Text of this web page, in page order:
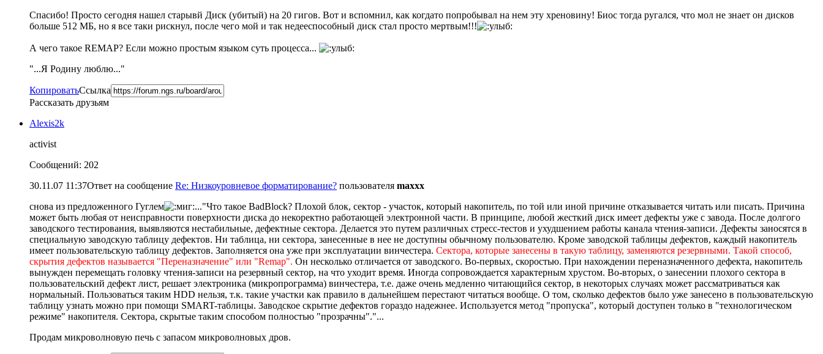
Спасибо! Просто сегодня нашел старывй Диск (убитый) на 20 гигов. Вот и вспомнил, как когдато попробывал на нем эту хреновину! Биос тогда ругался, что мол не знает он дисков
больше 512 МБ, но я все таки рискнул, после чего мой и так недееспособный диск стал просто мертвым!!!
А чего такое REMAP? Если можно простым языком суть процесса...
"...Я Родину люблю..."
КопироватьСсылка
Рассказать друзьям
Alexis2k
activist
Сообщений: 202
30.11.07 11:37Ответ на сообщение Re: Низкоуровневое форматирование? пользователя maxxx
снова из предложенного Гуглем
..."Что такое BadBlock? Плохой блок, сектор - участок, который накопитель, по той или иной причине отказывается читать или писать. Причина
может быть любая от неисправности поверхности диска до некоректно работающей электронной части. В принципе, любой жесткий диск имеет дефекты уже с завода. После долгого
заводского тестирования, выявляются нестабильные, дефектные сектора. Делается это путем различных стресс-тестов и ухудшением работы канала чтения-записи. Дефекты заносятся в
специальную заводскую таблицу дефектов. Ни таблица, ни сектора, занесенные в нее не доступны обычному пользователю. Кроме заводской таблицы дефектов, каждый накопитель
имеет пользовательскую таблицу дефектов. Заполняется она уже при эксплуатации винчестера. Сектора, которые занесены в такую таблицу, заменяются резервными. Такой способ,
скрытия дефектов называется "Переназначение" или "Remap". Он несколько отличается от заводского. Во-первых, скоростью. При нахождении переназначенного дефекта, накопитель
вынужден перемещать головку чтения-записи на резервный сектор, на что уходит время. Иногда сопровождается характерным хрустом. Во-вторых, о занесении плохого сектора в
пользовательский дефект лист, решает электроника (микропрограмма) винчестера, т.е. даже очень медленно читающийся сектор, в некоторых случаях может рассматриваться как
нормальный. Пользоваться таким HDD нельзя, т.к. такие участки как правило в дальнейшем перестают читаться вообще. О том, сколько дефектов было уже занесено в пользовательскую
таблицу узнать можно при помощи SMART-таблицы. Заводское скрытие дефектов гораздо надежнее. Используется метод "пропуска", который доступен только в "технологическом
режиме" накопителя. Сектора, скрытые таким способом полностью "прозрачны"."...
Продам микроволновую печь с запасом микроволновых дров.